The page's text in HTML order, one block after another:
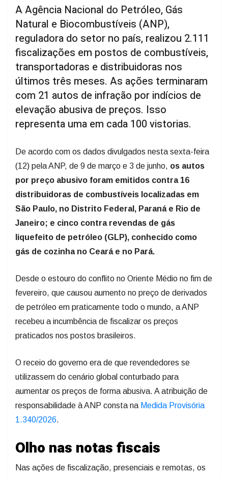
A Agência Nacional do Petróleo, Gás
Natural e Biocombustíveis (ANP),
reguladora do setor no país, realizou 2.111
fiscalizações em postos de combustíveis,
transportadoras e distribuidoras nos
últimos três meses. As ações terminaram
com 21 autos de infração por indícios de
elevação abusiva de preços. Isso
representa uma em cada 100 vistorias.
De acordo com os dados divulgados nesta sexta-feira
(12) pela ANP, de 9 de março e 3 de junho, os autos
por preço abusivo foram emitidos contra 16
distribuidoras de combustíveis localizadas em
São Paulo, no Distrito Federal, Paraná e Rio de
Janeiro; e cinco contra revendas de gás
liquefeito de petróleo (GLP), conhecido como
gás de cozinha no Ceará e no Pará.
Desde o estouro do conflito no Oriente Médio no fim de
fevereiro, que causou aumento no preço de derivados
de petróleo em praticamente todo o mundo, a ANP
recebeu a incumbência de fiscalizar os preços
praticados nos postos brasileiros.
O receio do governo era de que revendedores se
utilizassem do cenário global conturbado para
aumentar os preços de forma abusiva. A atribuição de
responsabilidade à ANP consta na Medida Provisória
1.340/2026.
Olho nas notas fiscais
Nas ações de fiscalização, presenciais e remotas, os